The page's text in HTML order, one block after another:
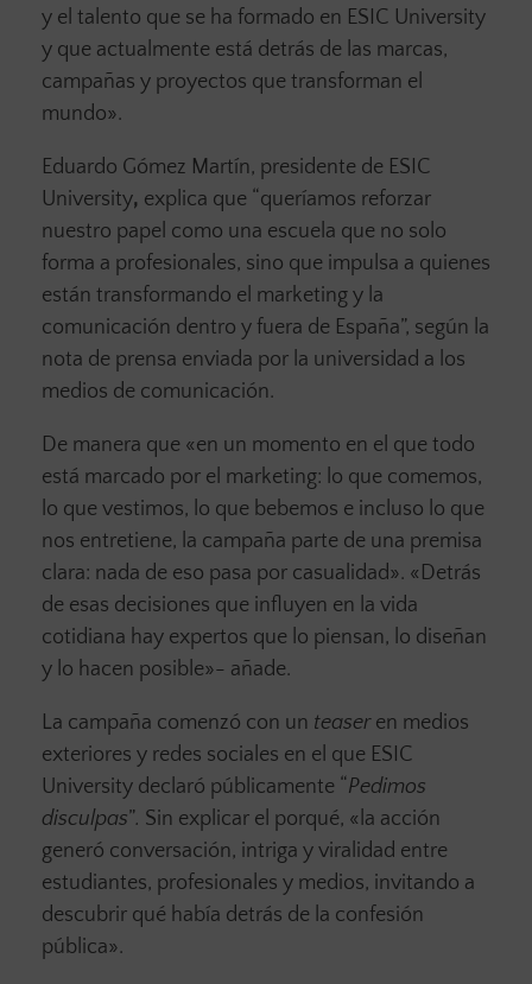
y el talento que se ha formado en ESIC University
y que actualmente está detrás de las marcas,
campañas y proyectos que transforman el
mundo».
Eduardo Gómez Martín, presidente de ESIC
University, explica que “queríamos reforzar
nuestro papel como una escuela que no solo
forma a profesionales, sino que impulsa a quienes
están transformando el marketing y la
comunicación dentro y fuera de España”, según la
nota de prensa enviada por la universidad a los
medios de comunicación.
De manera que «en un momento en el que todo
está marcado por el marketing: lo que comemos,
lo que vestimos, lo que bebemos e incluso lo que
nos entretiene, la campaña parte de una premisa
clara: nada de eso pasa por casualidad». «Detrás
de esas decisiones que influyen en la vida
cotidiana hay expertos que lo piensan, lo diseñan
y lo hacen posible»- añade.
La campaña comenzó con un teaseren medios
exteriores y redes sociales en el que ESIC
University declaró públicamente “Pedimos
disculpas”. Sin explicar el porqué, «la acción
generó conversación, intriga y viralidad entre
estudiantes, profesionales y medios, invitando a
descubrir qué había detrás de la confesión
pública».